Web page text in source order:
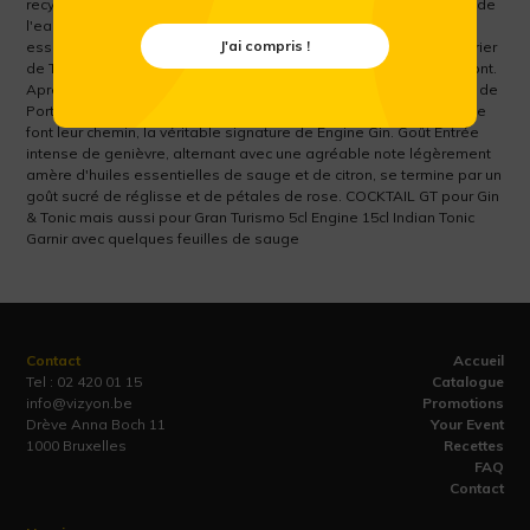
recycle à l’infini (matériau durable) Couleur Transparente comme de
l'eau. Très légère nuance bleu-violet due à la présence d'huile
essentielle de genévrier. Arôme Senteurs prononcées de genévrier
de Toscane, mêlées à une note florale initiale de roses du Piémont.
Après l'entrée sucrée, la note balsamique de sauge de la feuille de
Portofino et le zeste de citron rafraîchissant de la côte amalfitaine
font leur chemin, la véritable signature de Engine Gin. Goût Entrée
intense de genièvre, alternant avec une agréable note légèrement
amère d'huiles essentielles de sauge et de citron, se termine par un
goût sucré de réglisse et de pétales de rose. COCKTAIL GT pour Gin
& Tonic mais aussi pour Gran Turismo 5cl Engine 15cl Indian Tonic
Garnir avec quelques feuilles de sauge
Accueil
Catalogue
Promotions
Your Event
Recettes
FAQ
Contact
Contact
Tel : 02 420 01 15
info@vizyon.be
Drève Anna Boch 11
1000 Bruxelles
J'ai compris !